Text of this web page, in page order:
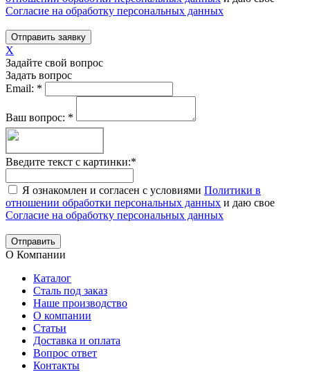
Согласие на обработку персональных данных
Отправить заявку
X
Задайте свой вопрос
Задать вопрос
Email: *
Ваш вопрос: *
Введите текст с картинки:*
Я ознакомлен и согласен с условиями Политики в
отношении обработки персональных данных и даю свое
Согласие на обработку персональных данных
Отправить
О Компании
Каталог
Сталь под заказ
Наше производство
О компании
Статьи
Доставка и оплата
Вопрос ответ
Контакты